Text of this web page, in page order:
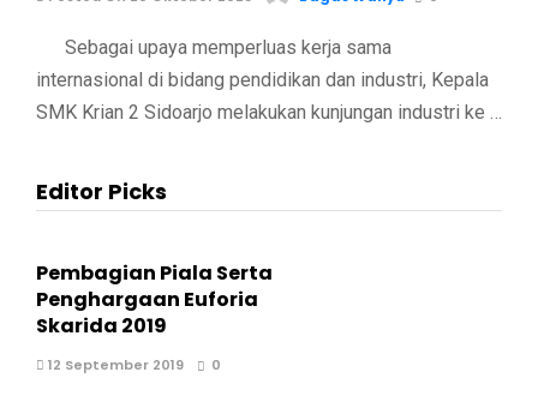
Sebagai upaya memperluas kerja sama
internasional di bidang pendidikan dan industri, Kepala
SMK Krian 2 Sidoarjo melakukan kunjungan industri ke …
Editor Picks
Pembagian Piala Serta
Penghargaan Euforia
Skarida 2019
12 September 2019 0